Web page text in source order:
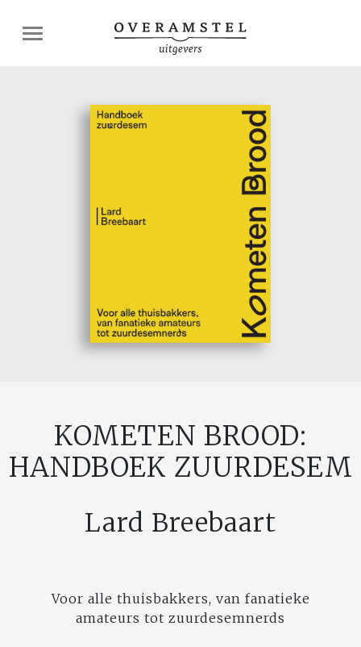
KOMETEN BROOD:
HANDBOEK ZUURDESEM
Lard Breebaart
Voor alle thuisbakkers, van fanatieke
amateurs tot zuurdesemnerds